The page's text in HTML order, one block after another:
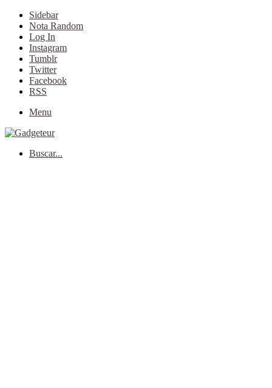
Sidebar
Nota Random
Log In
Instagram
Tumblr
Twitter
Facebook
RSS
Menu
Buscar...